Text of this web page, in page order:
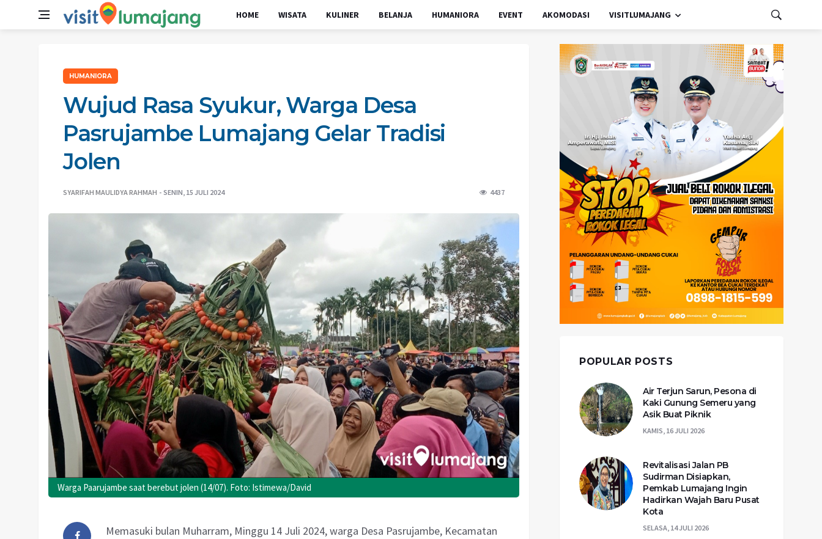
HOME WISATA KULINER BELANJA HUMANIORA EVENT AKOMODASI VISITLUMAJANG
HUMANIORA
Wujud Rasa Syukur, Warga Desa
Pasrujambe Lumajang Gelar Tradisi
Jolen
SYARIFAH MAULIDYA RAHMAH SENIN, 15 JULI 2024 4437
Warga Paarujambe saat berebut jolen (14/07). Foto: Istimewa/David
Memasuki bulan Muharram, Minggu 14 Juli 2024, warga Desa Pasrujambe, Kecamatan
POPULAR POSTS
Air Terjun Sarun, Pesona di
Kaki Gunung Semeru yang
Asik Buat Piknik
KAMIS, 16 JULI 2026
Revitalisasi Jalan PB
Sudirman Disiapkan,
Pemkab Lumajang Ingin
Hadirkan Wajah Baru Pusat
Kota
SELASA, 14 JULI 2026